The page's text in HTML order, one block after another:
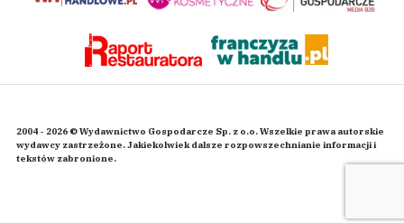
2004 - 2026 © Wydawnictwo Gospodarcze Sp. z o.o. Wszelkie prawa autorskie
wydawcy zastrzeżone. Jakiekolwiek dalsze rozpowszechnianie informacji i
tekstów zabronione.